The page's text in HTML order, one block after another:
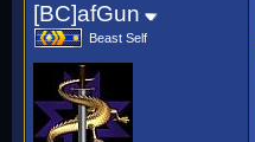
[BC]afGun
Beast Self